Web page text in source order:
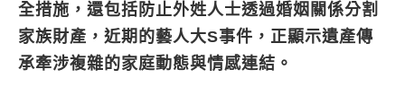
全措施，還包括防止外姓人士透過婚姻關係分割
家族財產，近期的藝人大S事件，正顯示遺產傳
承牽涉複雜的家庭動態與情感連結。